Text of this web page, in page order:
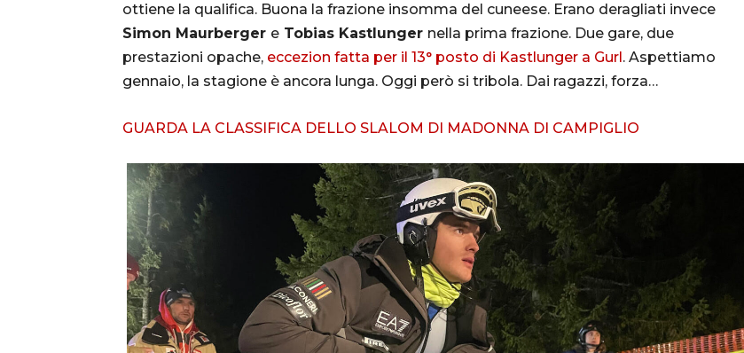
ottiene la qualifica. Buona la frazione insomma del cuneese. Erano deragliati invece
Simon Maurberger e Tobias Kastlunger nella prima frazione. Due gare, due
prestazioni opache, eccezion fatta per il 13° posto di Kastlunger a Gurl. Aspettiamo
gennaio, la stagione è ancora lunga. Oggi però si tribola. Dai ragazzi, forza…
GUARDA LA CLASSIFICA DELLO SLALOM DI MADONNA DI CAMPIGLIO